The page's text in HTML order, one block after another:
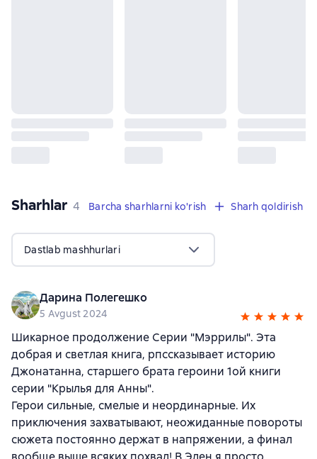
Sharhlar 4 sharhlar
4 Barcha sharhlarni ko'rish Sharh qoldirish
Dastlab mashhurlari
Дарина Полегешко
5 Avgust 2024
Шикарное продолжение Серии "Мэррилы". Эта
добрая и светлая книга, рпссказывает историю
Джонатанна, старшего брата героини 1ой книги
серии "Крылья для Анны".
Герои сильные, смелые и неординарные. Их
приключения захватывают, неожиданные повороты
сюжета постоянно держат в напряжении, а финал